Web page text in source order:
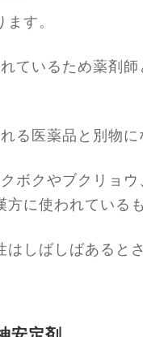
す。
ているため薬剤
る医薬品と別物
ボクやブクリョ
方に使われている
しばしばあると